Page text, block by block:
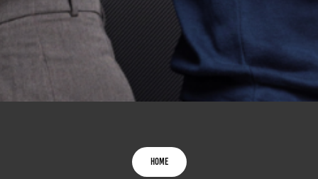
HOME